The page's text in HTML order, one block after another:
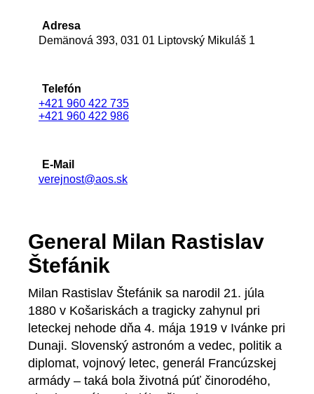
Adresa
Demänová 393, 031 01 Liptovský Mikuláš 1
Telefón
+421 960 422 735
+421 960 422 986
E-Mail
verejnost@aos.sk
General Milan Rastislav
Štefánik
Milan Rastislav Štefánik sa narodil 21. júla
1880 v Košariskách a tragicky zahynul pri
leteckej nehode dňa 4. mája 1919 v Ivánke pri
Dunaji. Slovenský astronóm a vedec, politik a
diplomat, vojnový letec, generál Francúzskej
armády – taká bola životná púť činorodého,